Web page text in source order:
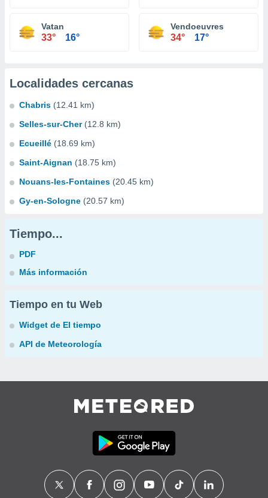
Vatan
33° 16°
Vendoeuvres
34° 17°
Localidades cercanas
Chabris (12.41 km)
Selles-sur-Cher (12.8 km)
Ecueillé (18.69 km)
Saint-Aignan (18.75 km)
Nouans-les-Fontaines (20.45 km)
Gy-en-Sologne (20.57 km)
Tiempo...
PDF
Más información
Tiempo en tu Web
Widget de El tiempo
API de Meteorología